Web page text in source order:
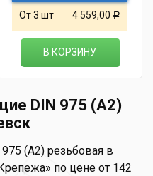
От 3 шт 4 559,00 Р
В КОРЗИНУ
DIN 975 (А2)
(А2) резьбовая в
по цене от 142